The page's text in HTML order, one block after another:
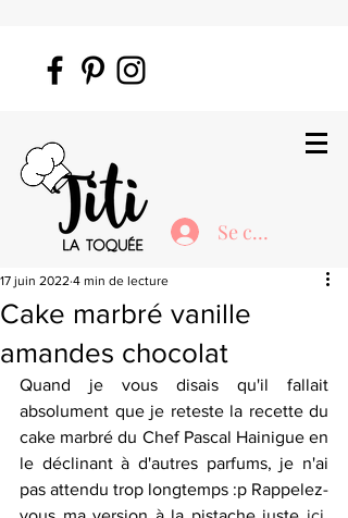
Se connecter
Cake marbré vanille
amandes chocolat
17 juin 2022 4 min de lecture
Quand je vous disais qu'il fallait
absolument que je reteste la recette du
cake marbré du Chef Pascal Hainigue en
le déclinant à d'autres parfums, je n'ai
pas attendu trop longtemps :p Rappelez-